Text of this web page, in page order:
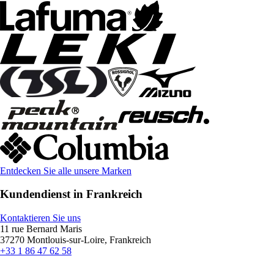
Entdecken Sie alle unsere Marken
Kundendienst in Frankreich
Kontaktieren Sie uns
11 rue Bernard Maris
37270 Montlouis-sur-Loire, Frankreich
+33 1 86 47 62 58